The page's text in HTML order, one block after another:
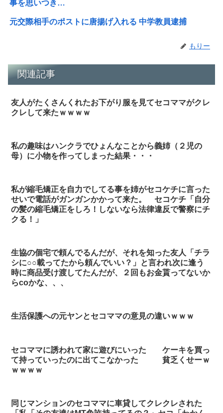
事を思いつき…
元交際相手のポストに唐揚げ入れる 中学教員逮捕
もりー
関連記事
友人がたくさんくれたお下がり服を見てセコママがクレ
クレして来たｗｗｗｗ
私の趣味はハンクラでひょんなことから義姉（２児の
母）に小物を作ってしまった結果・・・
私が縮毛矯正を自力でしてる事を姉がセコケチに言った
せいで電話がガンガンかかって来た。 セコケチ「自分
の髪の縮毛矯正をしろ！しないなら法律違反で警察にチ
クる！」
生協の個宅で頼んでるんだが、それを知った友人「チラ
シに○○載ってたから頼んでいい？」と言われ次に逢う
時に商品受け渡してたんだが、２回もお金貰ってないか
らcoかな、、、
生活保護への元ヤンとセコママの意見の違いｗｗｗ
セコママに誘われて家に遊びにいった ケーキを買っ
て持っていったのに出てこなかった 貧乏くせーｗ
ｗｗｗｗ
同じマンションのセコママに車貸してクレクレされた